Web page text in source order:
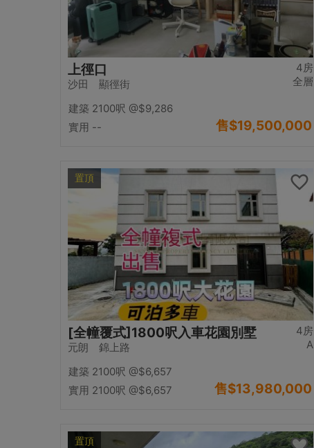
4房
全層
上徑口
沙田 顯徑街
建築 2100呎 @$9,286
實用 --
售$19,500,000
置頂
4房
A
[全幢覆式]1800呎入車花園別墅
元朗 錦上路
建築 2100呎 @$6,657
實用 2100呎 @$6,657 售$13,980,000
置頂